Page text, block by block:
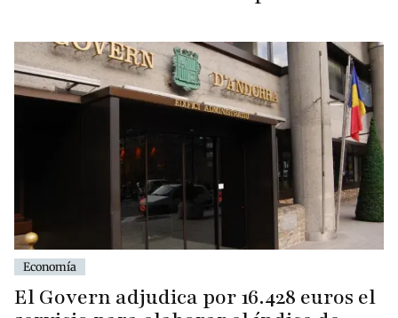
Economía
El Govern adjudica por 16.428 euros el